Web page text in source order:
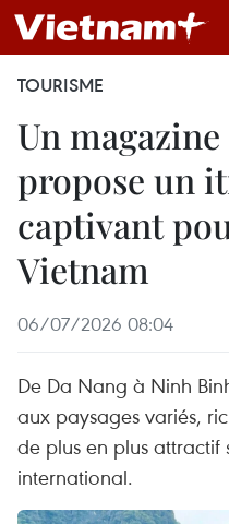
TOURISME
Un
propose un
captivant
Vietnam
06/07/2026 08:04
De Da Nang à Ninh
aux paysages variés,
de plus en plus
international.